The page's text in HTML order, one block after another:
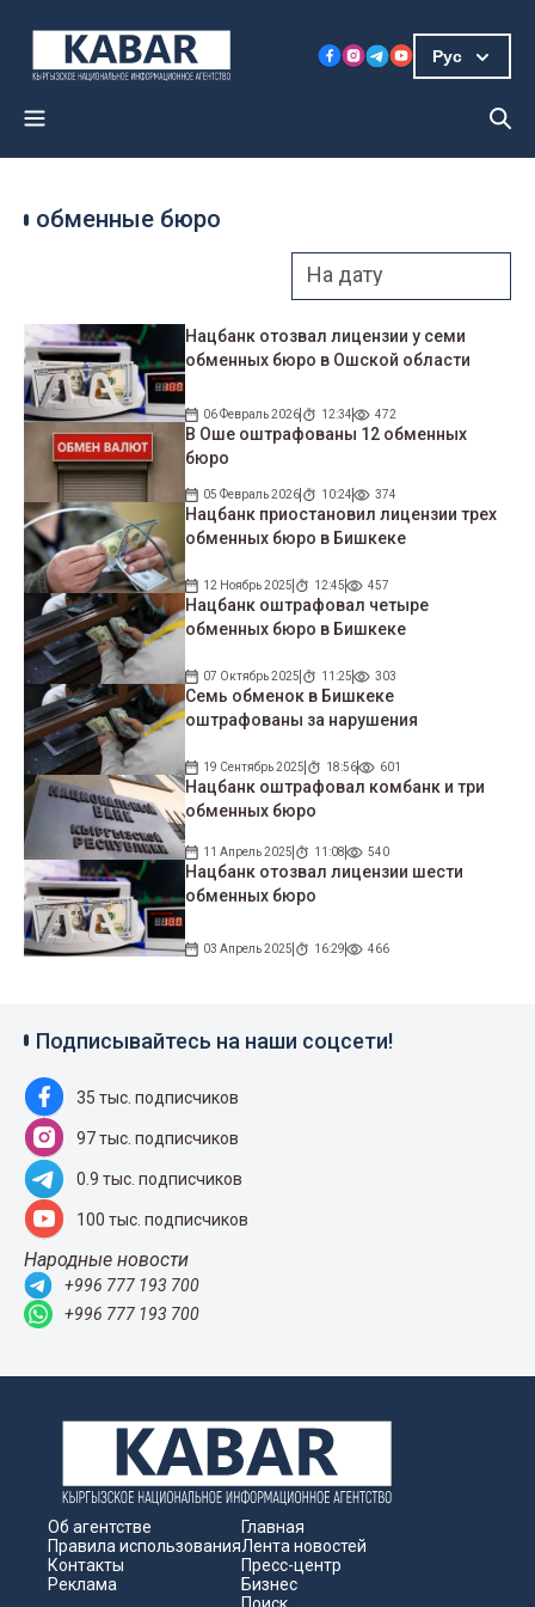
Рус
обменные бюро
Нацбанк отозвал лицензии у семи
обменных бюро в Ошской области
06 Февраль 2026 12:34 472
В Оше оштрафованы 12 обменных
бюро
05 Февраль 2026 10:24 374
Нацбанк приостановил лицензии трех
обменных бюро в Бишкеке
12 Ноябрь 2025 12:45 457
Нацбанк оштрафовал четыре
обменных бюро в Бишкеке
07 Октябрь 2025 11:25 303
Семь обменок в Бишкеке
оштрафованы за нарушения
19 Сентябрь 2025 18:56 601
Нацбанк оштрафовал комбанк и три
обменных бюро
11 Апрель 2025 11:08 540
Нацбанк отозвал лицензии шести
обменных бюро
03 Апрель 2025 16:29 466
Подписывайтесь на наши соцсети!
35 тыс. подписчиков
97 тыс. подписчиков
0.9 тыс. подписчиков
100 тыс. подписчиков
Народные новости
+996 777 193 700
+996 777 193 700
Об агентстве
Правила использования
Контакты
Реклама
Главная
Лента новостей
Пресс-центр
Бизнес